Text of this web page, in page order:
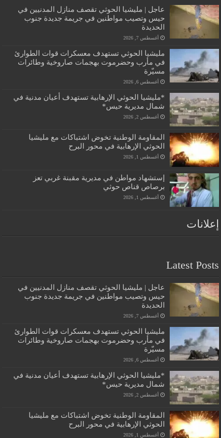
عاجل | مليشيا الحوثي تقصف منازل المدنيين في
حيس وتصيب مواطنين في جريمة جديدة جنوب
الحديدة
أغسطس 7, 2026
مليشيا الحوثي تستهدف معسكرات قوات الطوارئ
في مأرب وحضرموت بهجمات صاروخية وطائرات
مسيّرة
أغسطس 6, 2026
*مليشيا الحوثي الإرهابية تستهدف أعيان مدنية في
شمال مديرية حيس*
أغسطس 2, 2026
المقاومة الوطنية تخوض اشتباكات مع مليشيا
الحوثي الإرهابية في محور البرح
أغسطس 1, 2026
إستشهاد مواطن في مديرية مقبنة غربي تعز
برصاص قناص حوثي
أغسطس 1, 2026
إعلانات
Latest Posts
عاجل | مليشيا الحوثي تقصف منازل المدنيين في
حيس وتصيب مواطنين في جريمة جديدة جنوب
الحديدة
أغسطس 7, 2026
مليشيا الحوثي تستهدف معسكرات قوات الطوارئ
في مأرب وحضرموت بهجمات صاروخية وطائرات
مسيّرة
أغسطس 6, 2026
*مليشيا الحوثي الإرهابية تستهدف أعيان مدنية في
شمال مديرية حيس*
أغسطس 2, 2026
المقاومة الوطنية تخوض اشتباكات مع مليشيا
الحوثي الإرهابية في محور البرح
أغسطس 1, 2026